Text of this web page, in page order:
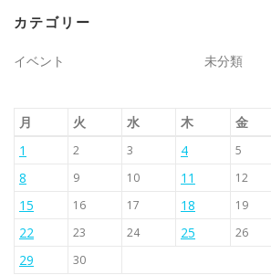
カテゴリー
イベント 未分類
月 火 水 木 金
1
2 3 4 5
8 9 10 11 12
15 16 17 18 19
22 23 24 25 26
29 30